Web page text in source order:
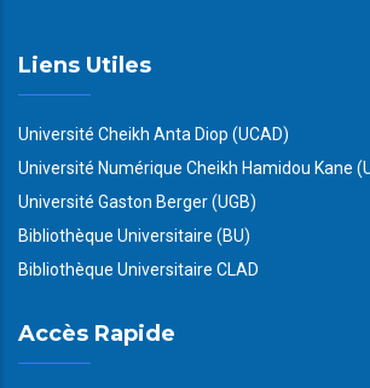
Liens Utiles
Université Cheikh Anta Diop (UCAD)
Université Numérique Cheikh Hamidou Kane
Université Gaston Berger (UGB)
Bibliothèque Universitaire (BU)
Bibliothèque Universitaire CLAD
Accès Rapide